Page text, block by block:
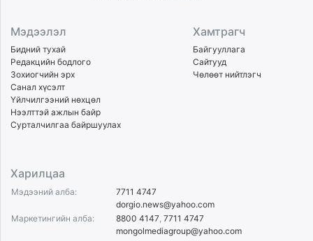
Мэдээлэл
Бидний тухай
Редакцийн бодлого
Зохиогчийн эрх
Санал хүсэлт
Үйлчилгээний нөхцөл
Нээлттэй ажлын байр
Сурталчилгаа байршуулах
Хамтрагч
Байгууллага
Сайтууд
Чөлөөт нийтлэгч
Харилцаа
Мэдээний алба:
7711 4747
dorgio.news@yahoo.com
Маркетингийн алба:
8800 4147 7711 4747
mongolmediagroup@yahoo.com